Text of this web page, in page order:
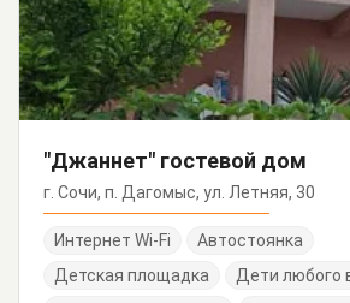
"Джаннет" гостевой дом
г. Сочи, п. Дагомыс, ул. Летняя, 30
Интернет Wi-Fi
Автостоянка
Детская площадка
Дети любого